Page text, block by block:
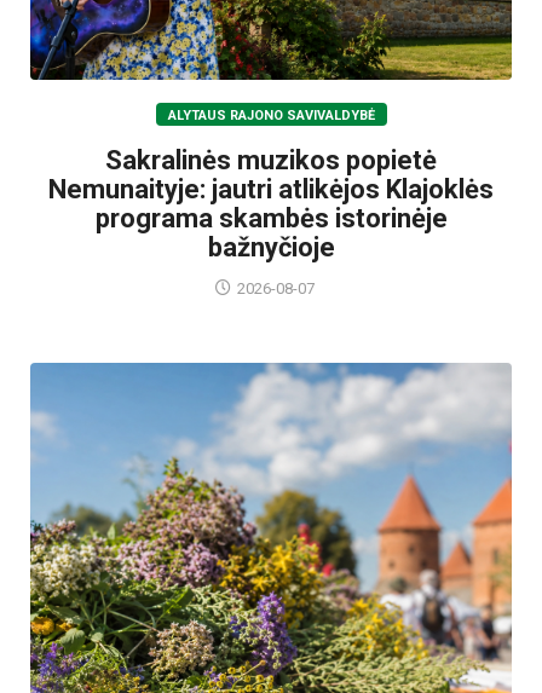
ALYTAUS RAJONO SAVIVALDYBĖ
Sakralinės muzikos popietė
Nemunaityje: jautri atlikėjos Klajoklės
programa skambės istorinėje
bažnyčioje
2026-08-07